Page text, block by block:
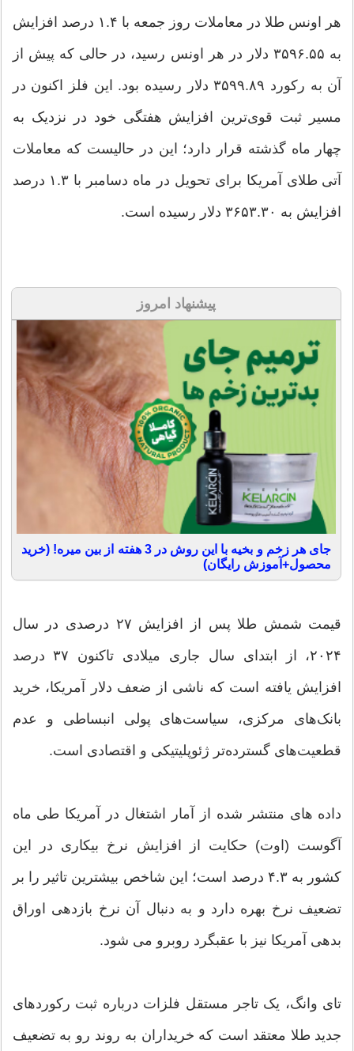
هر اونس طلا در معاملات روز جمعه با ۱.۴ درصد افزایش
به ۳۵۹۶.۵۵ دلار در هر اونس رسید، در حالی که پیش از
آن به رکورد ۳۵۹۹.۸۹ دلار رسیده بود. این فلز اکنون در
مسیر ثبت قوی‌ترین افزایش هفتگی خود در نزدیک به
چهار ماه گذشته قرار دارد؛ این در حالیست که معاملات
آتی طلای آمریکا برای تحویل در ماه دسامبر با ۱.۳ درصد
افزایش به ۳۶۵۳.۳۰ دلار رسیده است.
پیشنهاد امروز
جای هر زخم و بخیه با این روش در 3 هفته از بین میره! (خرید
محصول+آموزش رایگان)
قیمت شمش طلا پس از افزایش ۲۷ درصدی در سال
۲۰۲۴، از ابتدای سال جاری میلادی تاکنون ۳۷ درصد
افزایش یافته است که ناشی از ضعف دلار آمریکا، خرید
بانک‌های مرکزی، سیاست‌های پولی انبساطی و عدم
قطعیت‌های گسترده‌تر ژئوپلیتیکی و اقتصادی است.
داده های منتشر شده از آمار اشتغال در آمریکا طی ماه
آگوست (اوت) حکایت از افزایش نرخ بیکاری در این
کشور به ۴.۳ درصد است؛ این شاخص بیشترین تاثیر را بر
تضعیف نرخ بهره دارد و به دنبال آن نرخ بازدهی اوراق
بدهی آمریکا نیز با عقبگرد روبرو می شود.
تای وانگ، یک تاجر مستقل فلزات درباره ثبت رکوردهای
جدید طلا معتقد است که خریداران به روند رو به تضعیف